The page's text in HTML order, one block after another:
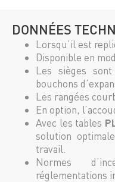
DONNÉES
Lorsqu’il est
Disponible en
Les sièges
bouchons
Les rangées
En option,
Avec les tables
solution
travail.
Normes
réglementations